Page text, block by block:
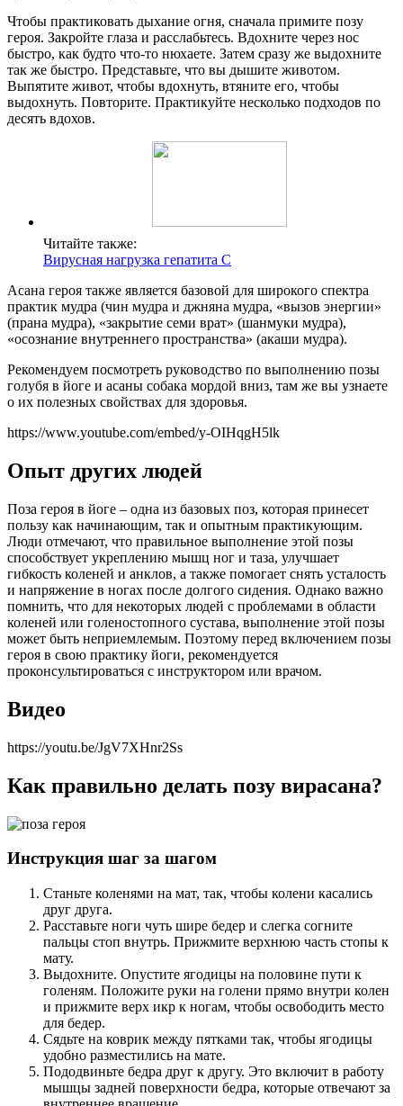
Чтобы практиковать дыхание огня, сначала примите позу
героя. Закройте глаза и расслабьтесь. Вдохните через нос
быстро, как будто что-то нюхаете. Затем сразу же выдохните
так же быстро. Представьте, что вы дышите животом.
Выпятите живот, чтобы вдохнуть, втяните его, чтобы
выдохнуть. Повторите. Практикуйте несколько подходов по
десять вдохов.
Читайте также:
Вирусная нагрузка гепатита С
Асана героя также является базовой для широкого спектра
практик мудра (чин мудра и джняна мудра, «вызов энергии»
(прана мудра), «закрытие семи врат» (шанмуки мудра),
«осознание внутреннего пространства» (акаши мудра).
Рекомендуем посмотреть руководство по выполнению позы
голубя в йоге и асаны собака мордой вниз, там же вы узнаете
о их полезных свойствах для здоровья.
https://www.youtube.com/embed/y-OIHqgH5lk
Опыт других людей
Поза героя в йоге – одна из базовых поз, которая принесет
пользу как начинающим, так и опытным практикующим.
Люди отмечают, что правильное выполнение этой позы
способствует укреплению мышц ног и таза, улучшает
гибкость коленей и анклов, а также помогает снять усталость
и напряжение в ногах после долгого сидения. Однако важно
помнить, что для некоторых людей с проблемами в области
коленей или голеностопного сустава, выполнение этой позы
может быть неприемлемым. Поэтому перед включением позы
героя в свою практику йоги, рекомендуется
проконсультироваться с инструктором или врачом.
Видео
https://youtu.be/JgV7XHnr2Ss
Как правильно делать позу вирасана?
Инструкция шаг за шагом
Станьте коленями на мат, так, чтобы колени касались
друг друга.
Расставьте ноги чуть шире бедер и слегка согните
пальцы стоп внутрь. Прижмите верхнюю часть стопы к
мату.
Выдохните. Опустите ягодицы на половине пути к
голеням. Положите руки на голени прямо внутри колен
и прижмите верх икр к ногам, чтобы освободить место
для бедер.
Сядьте на коврик между пятками так, чтобы ягодицы
удобно разместились на мате.
Пододвиньте бедра друг к другу. Это включит в работу
мышцы задней поверхности бедра, которые отвечают за